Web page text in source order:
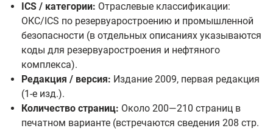
ICS / категории: Отраслевые классификации:
ОКС/ICS по резервуаростроению и промышленной
безопасности (в отдельных описаниях указываются
коды для резервуаростроения и нефтяного
комплекса).
Редакция / версия: Издание 2009, первая редакция
(1‑е изд.).
Количество страниц: Около 200—210 страниц в
печатном варианте (встречаются сведения 208 стр.